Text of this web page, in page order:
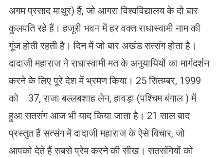
अगम प्रसाद माथुर) हैं, जो आगरा विश्वविद्यालय के दो बार
कुलपति रहे हैं। हजूरी भवन में हर वक्त राधास्वामी नाम की
गूंज होती रहती है। दिन में जो बार अखंड सत्संग होता है।
दादाजी महाराज ने राधास्वामी मत के अनुयायियों का मार्गदर्शन
करने के लिए पूरे देश में भ्रमण किया। 25 सितम्बर, 1999
को 37, राजा बल्लबशाह लेन, हावड़ा (पश्चिम बंगाल ) में
हुआ सतसंग आज भी याद किया जाता है। 21 साल बाद
प्रस्तुत हैं सत्संग में दादाजी महाराज के ऐसे विचार, जो
आपको देते हैं सबसे प्रेम करने की सीख। सतसंगियों को